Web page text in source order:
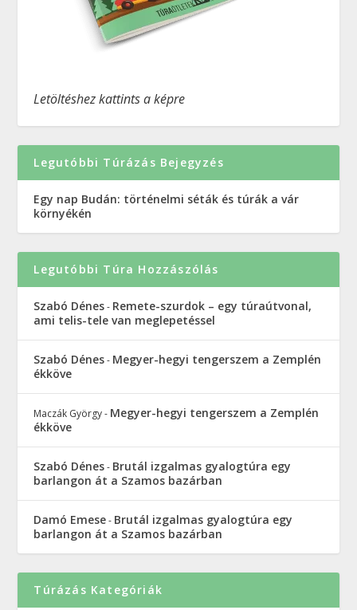
Letöltéshez kattints a képre
Legutóbbi Túrázás Bejegyzés
Egy nap Budán: történelmi séták és túrák a vár
környékén
Legutóbbi Túra Hozzászólás
Szabó Dénes- Remete-szurdok – egy túraútvonal,
ami telis-tele van meglepetéssel
Szabó Dénes- Megyer-hegyi tengerszem a Zemplén
ékköve
Maczák György- Megyer-hegyi tengerszem a Zemplén
ékköve
Szabó Dénes- Brutál izgalmas gyalogtúra egy
barlangon át a Szamos bazárban
Damó Emese- Brutál izgalmas gyalogtúra egy
barlangon át a Szamos bazárban
Túrázás Kategóriák